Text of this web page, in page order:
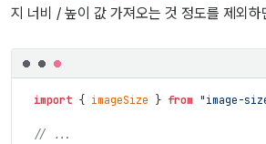
지 너비 / 높이 값 가져오는 것 정도를 제외하
import { imageSize } from "image-
// ...